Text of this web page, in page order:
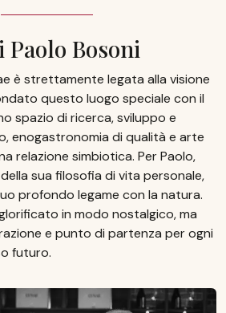
Paolo Bosoni
è strettamente legata alla visione
questo luogo speciale con il
spazio di ricerca, sviluppo e
enogastronomia di qualità e arte
relazione simbiotica. Per Paolo,
della sua filosofia di vita personale,
profondo legame con la natura.
in modo nostalgico, ma
e punto di partenza per ogni
futuro.